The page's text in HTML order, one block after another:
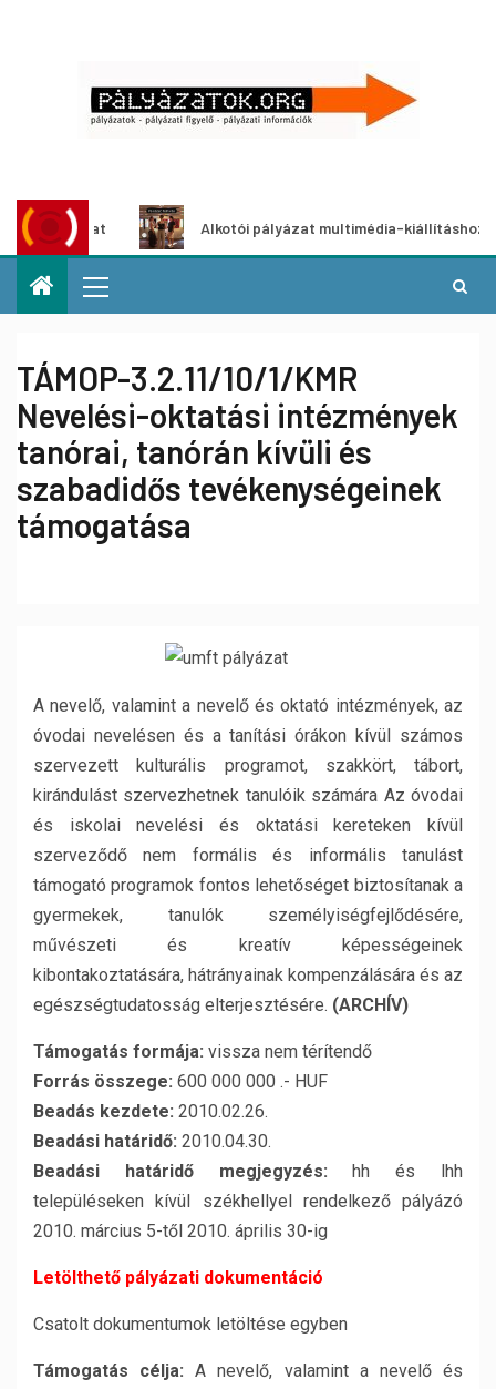
Alkotói pályázat multimédia-kiállításhoz
TÁMOP-3.2.11/10/1/KMR
Nevelési-oktatási intézmények
tanórai, tanórán kívüli és
szabadidős tevékenységeinek
támogatása
A nevelő, valamint a nevelő és oktató intézmények, az
óvodai nevelésen és a tanítási órákon kívül számos
szervezett kulturális programot, szakkört, tábort,
kirándulást szervezhetnek tanulóik számára Az óvodai
és iskolai nevelési és oktatási kereteken kívül
szerveződő nem formális és informális tanulást
támogató programok fontos lehetőséget biztosítanak a
gyermekek, tanulók személyiségfejlődésére,
művészeti és kreatív képességeinek
kibontakoztatására, hátrányainak kompenzálására és az
egészségtudatosság elterjesztésére. (ARCHÍV)
Támogatás formája: vissza nem térítendő
Forrás összege: 600 000 000 .- HUF
Beadás kezdete: 2010.02.26.
Beadási határidő: 2010.04.30.
Beadási határidő megjegyzés: hh és lhh
településeken kívül székhellyel rendelkező pályázó
2010. március 5-től 2010. április 30-ig
Letölthető pályázati dokumentáció
Csatolt dokumentumok letöltése egyben
Támogatás célja:A nevelő, valamint a nevelő és